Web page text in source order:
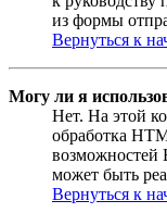
из формы
Вернуться к
Могу ли я
Нет. На этой
обработка
может быть
Вернуться к